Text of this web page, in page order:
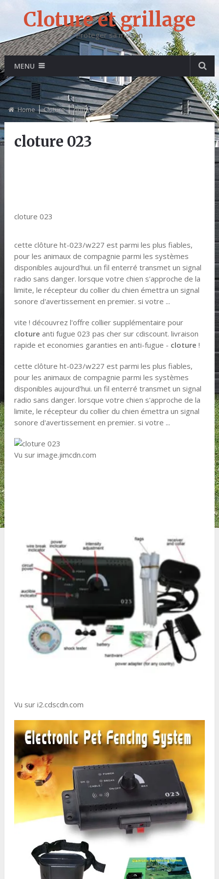
Cloture et grillage
Proteger sa maison
MENU
Home Cloture cloture 023
cloture 023
cloture 023
cette clôture ht-023/w227 est parmi les plus fiables,
pour les animaux de compagnie parmi les systèmes
disponibles aujourd'hui. un fil enterré transmet un signal
radio sans danger. lorsque votre chien s'approche de la
limite, le récepteur du collier du chien émettra un signal
sonore d'avertissement en premier. si votre ...
vite ! découvrez l'offre collier supplémentaire pour
cloture anti fugue 023 pas cher sur cdiscount. livraison
rapide et economies garanties en anti-fugue - cloture !
cette clôture ht-023/w227 est parmi les plus fiables,
pour les animaux de compagnie parmi les systèmes
disponibles aujourd'hui. un fil enterré transmet un signal
radio sans danger. lorsque votre chien s'approche de la
limite, le récepteur du collier du chien émettra un signal
sonore d'avertissement en premier. si votre ...
Vu sur image.jimcdn.com
Vu sur i2.cdscdn.com